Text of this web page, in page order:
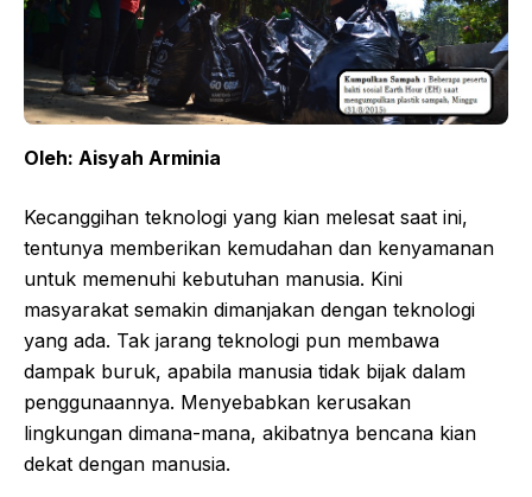
Oleh: Aisyah Arminia
Kecanggihan teknologi yang kian melesat saat ini,
tentunya memberikan kemudahan dan kenyamanan
untuk memenuhi kebutuhan manusia. Kini
masyarakat semakin dimanjakan dengan teknologi
yang ada. Tak jarang teknologi pun membawa
dampak buruk, apabila manusia tidak bijak dalam
penggunaannya. Menyebabkan kerusakan
lingkungan dimana-mana, akibatnya bencana kian
dekat dengan manusia.